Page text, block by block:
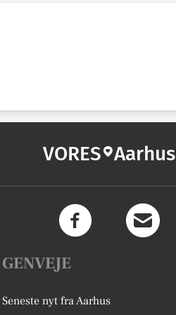
VORES Aarhus
GENVEJE
Seneste nyt fra Aarhus